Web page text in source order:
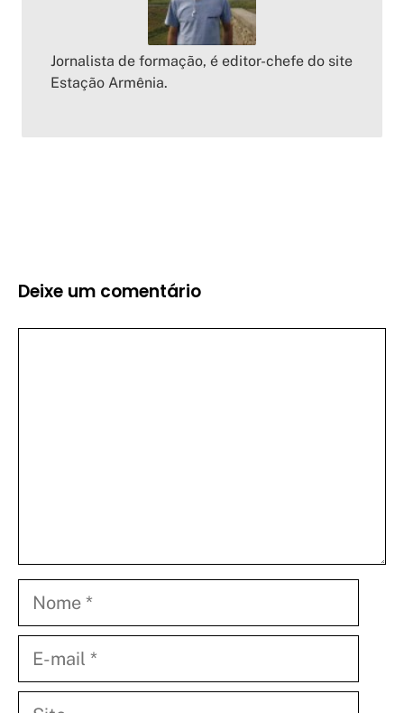
Jornalista de formação, é editor-chefe do site
Estação Armênia.
Deixe um comentário
mail